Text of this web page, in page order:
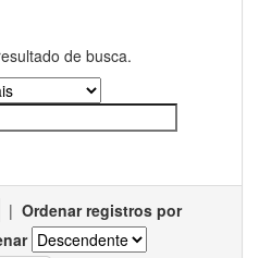
de busca.
| Ordenar registros por